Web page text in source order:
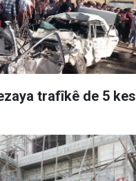
trafîkê de 5 kes